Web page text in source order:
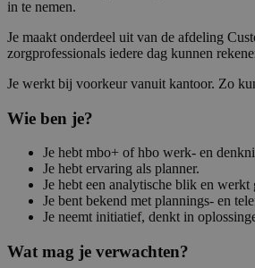
in te nemen.
Je maakt onderdeel uit van de afdeling
zorgprofessionals iedere dag kunnen
Je werkt bij voorkeur vanuit kantoor. Zo
Wie ben je?
Je hebt mbo+ of hbo werk- en
Je hebt ervaring als planner.
Je hebt een analytische blik en werkt
Je bent bekend met plannings- en
Je neemt initiatief, denkt in
Wat mag je verwachten?